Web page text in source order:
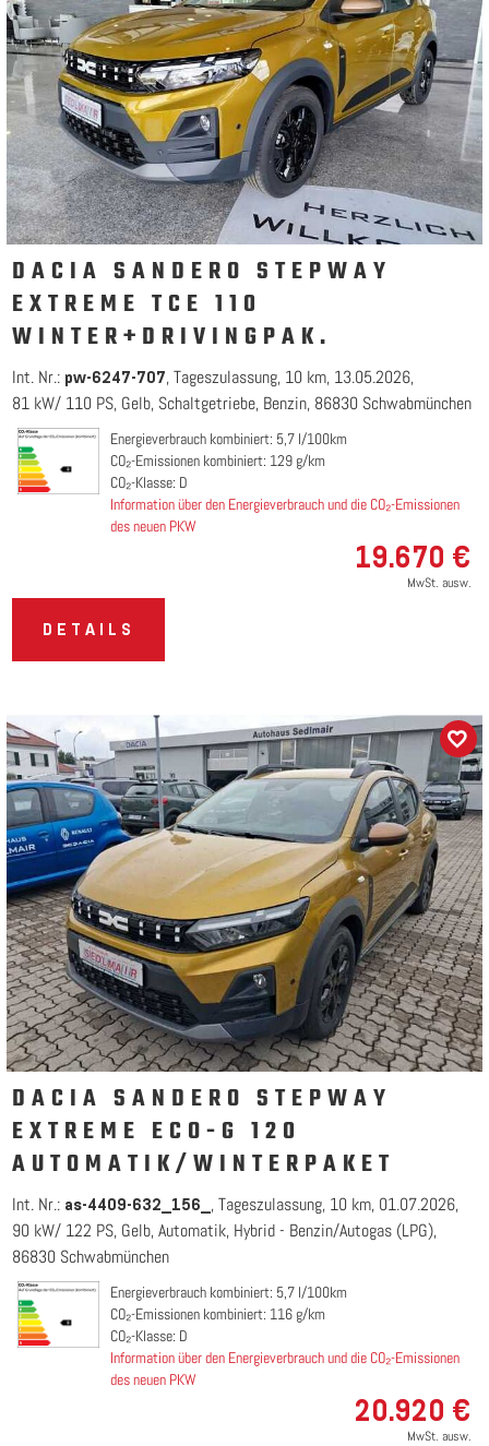
DACIA SANDERO STEPWAY
EXTREME TCE 110
WINTER+DRIVINGPAK.
Int. Nr.: pw-6247-707 Tageszulassung 10 km 13.05.2026
81 kW/ 110 PS Gelb Schaltgetriebe Benzin 86830 Schwabmünchen
Energieverbrauch kombiniert: 5,7 l/100km
CO₂-Emissionen kombiniert: 129 g/km
CO₂-Klasse: D
Information über den Energieverbrauch und die CO₂-Emissionen
des neuen PKW
19.670 €
MwSt. ausw.
DETAILS
DACIA SANDERO STEPWAY
EXTREME ECO-G 120
AUTOMATIK/WINTERPAKET
Int. Nr.: as-4409-632_156_ Tageszulassung 10 km 01.07.2026
90 kW/ 122 PS Gelb Automatik Hybrid - Benzin/Autogas (LPG)
86830 Schwabmünchen
Energieverbrauch kombiniert: 5,7 l/100km
CO₂-Emissionen kombiniert: 116 g/km
CO₂-Klasse: D
Information über den Energieverbrauch und die CO₂-Emissionen
des neuen PKW
20.920 €
MwSt. ausw.